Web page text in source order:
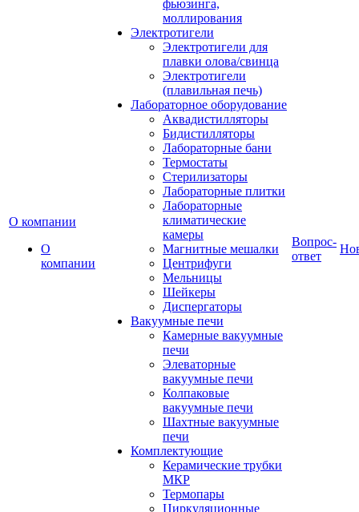
О компании
О
компании
фьюзинга,
моллирования
Электротигели
Электротигели для
плавки олова/свинца
Электротигели
(плавильная печь)
Лабораторное оборудование
Аквадистилляторы
Бидистилляторы
Лабораторные бани
Термостаты
Стерилизаторы
Лабораторные плитки
Лабораторные
климатические
камеры
Магнитные мешалки
Центрифуги
Мельницы
Шейкеры
Диспергаторы
Вакуумные печи
Камерные вакуумные
печи
Элеваторные
вакуумные печи
Колпаковые
вакуумные печи
Шахтные вакуумные
печи
Комплектующие
Керамические трубки
МКР
Термопары
Циркуляционные
Вопрос-
ответ